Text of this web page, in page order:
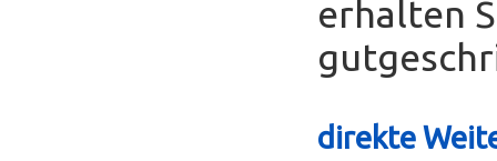
erhalten
direkte